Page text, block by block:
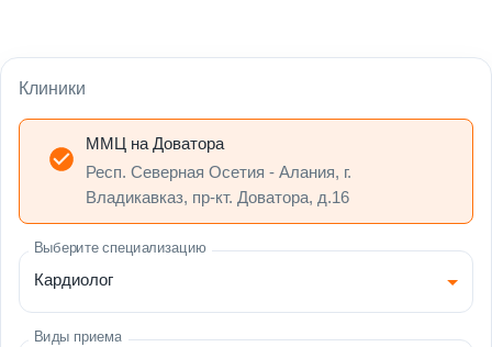
Клиники
ММЦ на Доватора
Респ. Северная Осетия - Алания, г.
Владикавказ, пр-кт. Доватора, д.16
Выберите специализацию
Кардиолог
Виды приема